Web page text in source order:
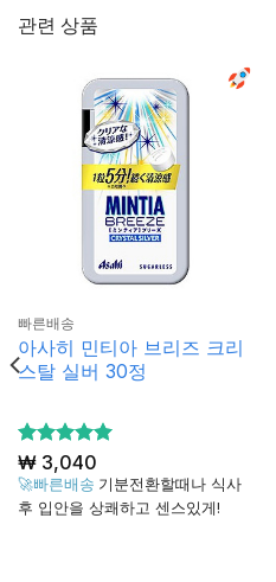
관련 상품
빠른배송
아사히 민티아 브리즈 크리
스탈 실버 30정
5 중에서
5로 평가
됨
₩3,040
🚀빠른배송 기분전환할때나 식사
후 입안을 상쾌하고 센스있게!